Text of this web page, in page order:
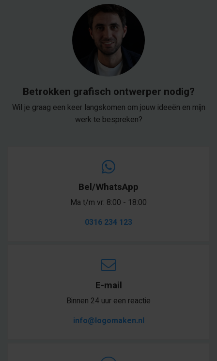
Betrokken grafisch ontwerper nodig?
Wil je graag een keer langskomen om jouw ideeën en mijn
werk te bespreken?
Bel/WhatsApp
Ma t/m vr: 8:00 - 18:00
0316 234 123
E-mail
Binnen 24 uur een reactie
info@logomaken.nl